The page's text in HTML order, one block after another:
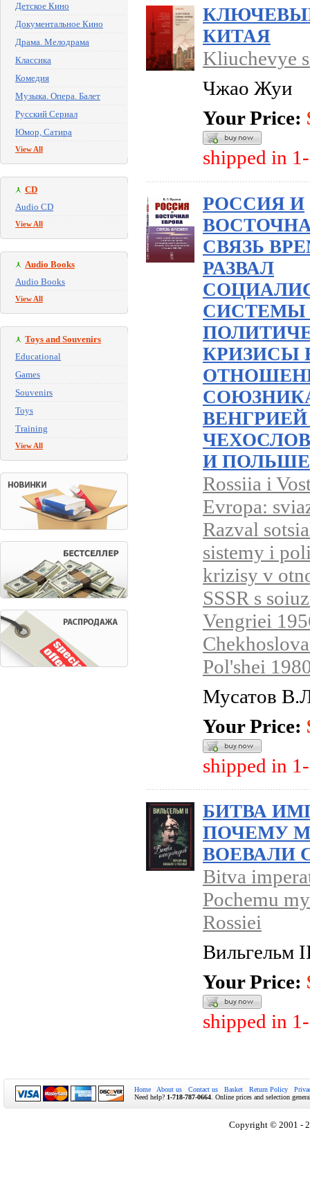
Детское Кино
Документальное Кино
Драма. Мелодрама
Классика
Комедия
Музыка. Опера. Балет
Русский Сериал
Юмор, Сатира
View All
CD
Audio CD
View All
Audio Books
Audio Books
View All
Toys and Souvenirs
Educational
Games
Souvenirs
Toys
Training
View All
КИТАЯ
Kliuchevye
Чжао Жуи
Your Price:
shipped in
РОССИЯ И
СВЯЗЬ
РАЗВАЛ
СИСТЕМЫ
КРИЗИСЫ
ВЕНГРИЕЙ
И
Rossiia i
Evropa:
Razval
sistemy i
krizisy v
SSSR s
Vengriei
Pol'shei
Мусатов
Your Price:
shipped in
БИТВА
ПОЧЕМУ
ВОЕВАЛИ
Bitva
Pochemu
Rossiei
Вильгельм
Your Price:
shipped in
Home About us Contact us Basket Return Policy
Need help? 1-718-787-0664 . Online prices and selection
Copyright © 2001 -